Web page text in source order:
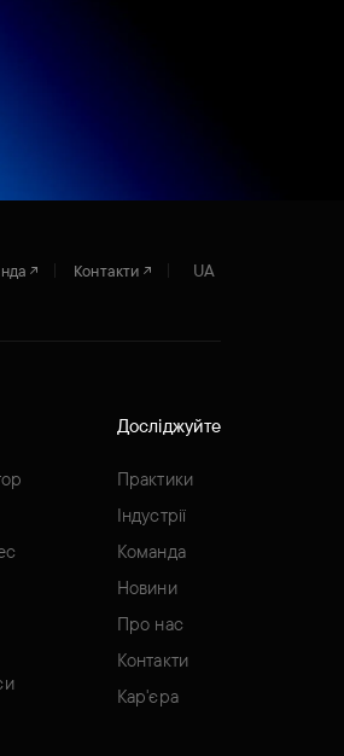
Контакти UA
Досліджуйте
Практики
Індустрії
Команда
Новини
Про нас
Контакти
Кар'єра